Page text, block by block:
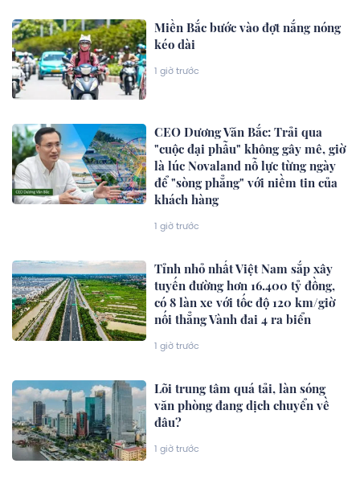
Miền Bắc bước vào đợt nắng nóng
kéo dài
1 giờ trước
CEO Dương Văn Bắc: Trải qua
"cuộc đại phẫu" không gây mê, giờ
là lúc Novaland nỗ lực từng ngày
để "sòng phẳng" với niềm tin của
khách hàng
1 giờ trước
Tỉnh nhỏ nhất Việt Nam sắp xây
tuyến đường hơn 16.400 tỷ đồng,
có 8 làn xe với tốc độ 120 km/giờ
nối thẳng Vành đai 4 ra biển
1 giờ trước
Lõi trung tâm quá tải, làn sóng
văn phòng đang dịch chuyển về
đâu?
1 giờ trước